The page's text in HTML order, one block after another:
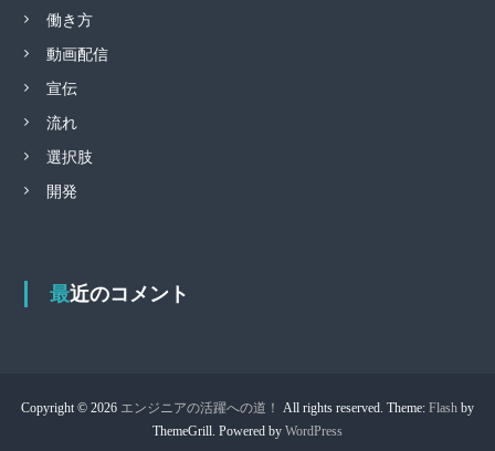
働き方
動画配信
宣伝
流れ
選択肢
開発
最近のコメント
Copyright © 2026 エンジニアの活躍への道！ All rights reserved. Theme: Flash by
ThemeGrill. Powered by WordPress